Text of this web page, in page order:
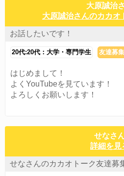
大原誠治
大原誠治さんのカカオ
お話したいです！
20代:20代：大学・専門学生 友達募集
はじめまして！
よくYouTubeを見ています！
よろしくお願いします！
せなさ
詳細を見
せなさんのカカオトーク友達募